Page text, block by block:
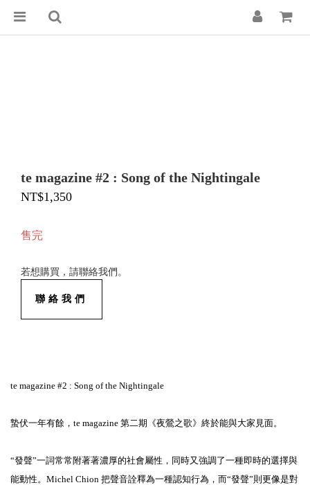
te magazine #2 : Song of the Nightingale
NT$1,350
售完
若想購買，請聯絡我們。
聯絡我們
te magazine #2 : Song of the Nightingale
蟄伏一年有餘，te magazine 第二期《夜鶯之歌》終於能與大家見面。
“發聲”一詞常常附著著濃厚的社會屬性，同時又強調了一種即時的選擇與
能動性。Michel Chion 把聲音詮釋為一種認知行為，而“發聲”則更像是對